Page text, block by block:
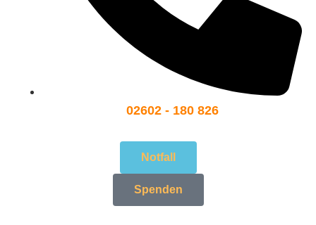
02602 - 180 826
Notfall
Spenden